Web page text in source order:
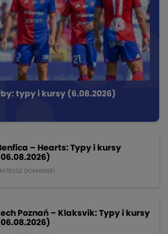
typy i kursy (6.08.2026)
– Hearts: Typy i kursy
DOMANSKI
Poznań – Klaksvik: Typy i kursy